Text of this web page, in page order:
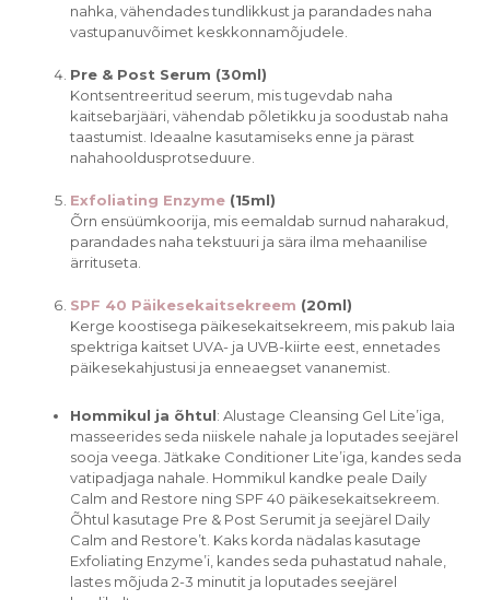
nahka, vähendades tundlikkust ja parandades naha
vastupanuvõimet keskkonnamõjudele.
Pre & Post Serum (30ml)
Kontsentreeritud seerum, mis tugevdab naha
kaitsebarjääri, vähendab põletikku ja soodustab naha
taastumist. Ideaalne kasutamiseks enne ja pärast
nahahooldusprotseduure.
Exfoliating Enzyme(15ml)
Õrn ensüümkoorija, mis eemaldab surnud naharakud,
parandades naha tekstuuri ja sära ilma mehaanilise
ärrituseta.
SPF 40 Päikesekaitsekreem (20ml)
Kerge koostisega päikesekaitsekreem, mis pakub laia
spektriga kaitset UVA- ja UVB-kiirte eest, ennetades
päikesekahjustusi ja enneaegset vananemist.
Hommikul ja õhtul: Alustage Cleansing Gel Lite’iga,
masseerides seda niiskele nahale ja loputades seejärel
sooja veega. Jätkake Conditioner Lite’iga, kandes seda
vatipadjaga nahale. Hommikul kandke peale Daily
Calm and Restore ning SPF 40 päikesekaitsekreem.
Õhtul kasutage Pre & Post Serumit ja seejärel Daily
Calm and Restore’t. Kaks korda nädalas kasutage
Exfoliating Enzyme’i, kandes seda puhastatud nahale,
lastes mõjuda 2-3 minutit ja loputades seejärel